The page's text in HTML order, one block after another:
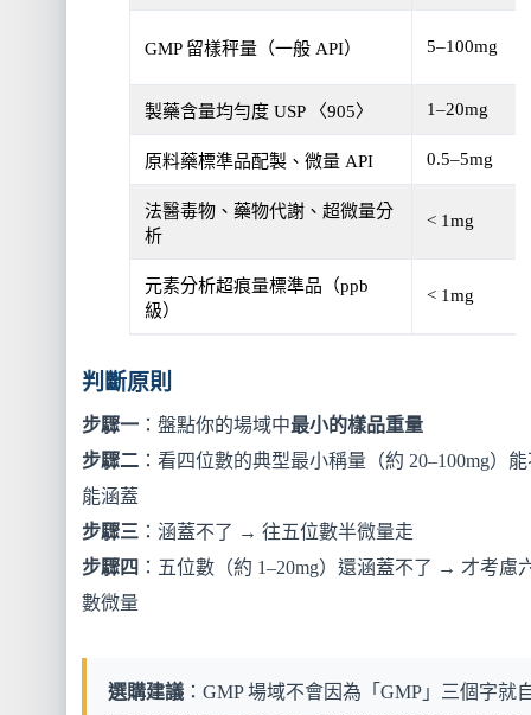
GMP 留樣秤量（一般 API） 5–100mg
製藥含量均勻度 USP 〈905〉 1–20mg
原料藥標準品配製、微量 API 0.5–5mg
法醫毒物、藥物代謝、超微量分
析
< 1mg
元素分析超痕量標準品（ppb
級）
< 1mg
判斷原則
步驟一：盤點你的場域中最小的樣品重量
步驟二：看四位數的典型最小稱量（約 20–100mg）
能涵蓋
步驟三：涵蓋不了 → 往五位數半微量走
步驟四 ：五位數（約 1–20mg）還涵蓋不了 → 才考慮
數微量
選購建議：GMP 場域不會因為「GMP」三個字就